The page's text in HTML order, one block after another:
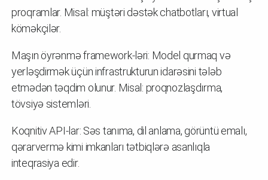
proqramlar. Misal: müştəri dəstək chatbotları, virtual
köməkçilər.
Maşın öyrənmə framework-ləri: Model qurmaq və
yerləşdirmək üçün infrastrukturun idarəsini tələb
etmədən təqdim olunur. Misal: proqnozlaşdırma,
tövsiyə sistemləri.
Koqnitiv API-lar: Səs tanıma, dil anlama, görüntü emalı,
qərarvermə kimi imkanları tətbiqlərə asanlıqla
inteqrasiya edir.